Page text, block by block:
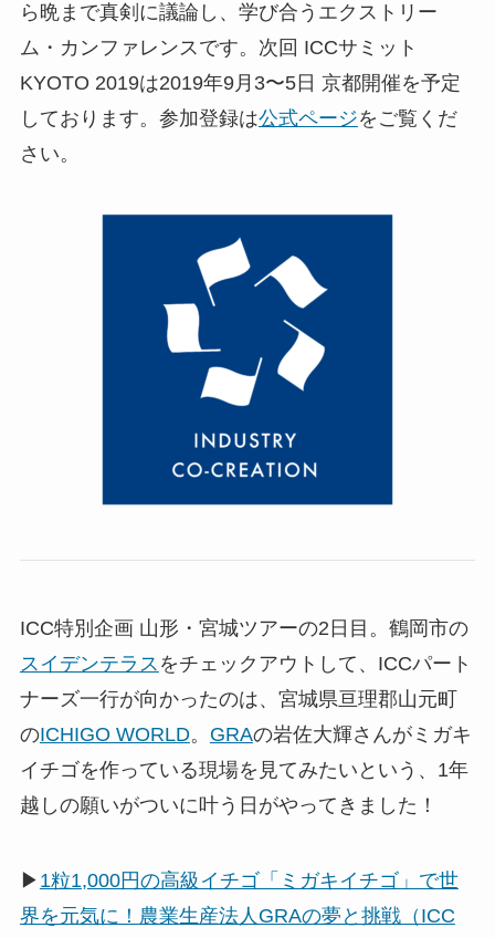
ら晩まで真剣に議論し、学び合うエクストリー
ム・カンファレンスです。次回 ICCサミット
KYOTO 2019は2019年9月3〜5日 京都開催を予定
しております。参加登録は公式ページをご覧くだ
さい。
ICC特別企画 山形・宮城ツアーの2日目。鶴岡市の
スイデンテラス をチェックアウトして、ICCパート
ナーズ一行が向かったのは、宮城県亘理郡山元町
のICHIGO WORLD。 GRAの岩佐大輝さんがミガキ
イチゴを作っている現場を見てみたいという、1年
越しの願いがついに叶う日がやってきました！
▶ 1粒1,000円の高級イチゴ「ミガキイチゴ」で世
界を元気に！農業生産法人GRAの夢と挑戦（ICC